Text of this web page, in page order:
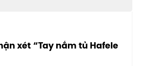
xét “Tay nắm tủ Hafele